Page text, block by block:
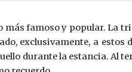
más famoso y popular. La
exclusivamente, a estos
durante la estancia. Al